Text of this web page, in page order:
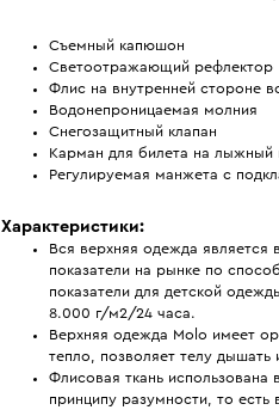
Съемный капюшон
Светоотражающий рефлектор
Флис на внутренней стороне
Водонепроницаемая молния
Снегозащитный клапан
Карман для билета на лыжный
Регулируемая манжета с
Характеристики:
Вся верхняя одежда
показатели на рынке по
показатели для детской
8.000 г/м2/24 часа.
Верхняя одежда Molo имеет
тепло, позволяет телу дышать
Флисовая ткань использована
принципу разумности, то